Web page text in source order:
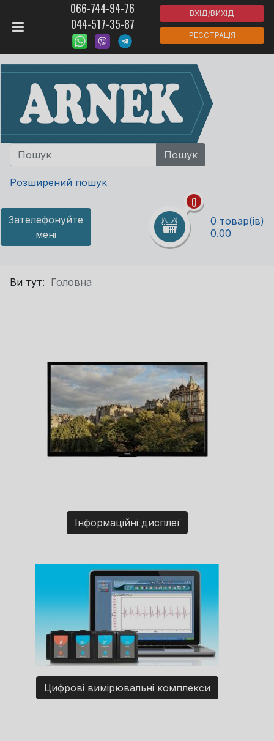
066-744-94-76
044-517-35-87
ВХІД/ВИХІД
РЕЄСТРАЦІЯ
Розширений пошук
Зателефонуйте
мені
0
0 товар(ів)
0.00
Ви тут: Головна
Інформаційні дисплеї
Цифрові вимірювальні комплекси